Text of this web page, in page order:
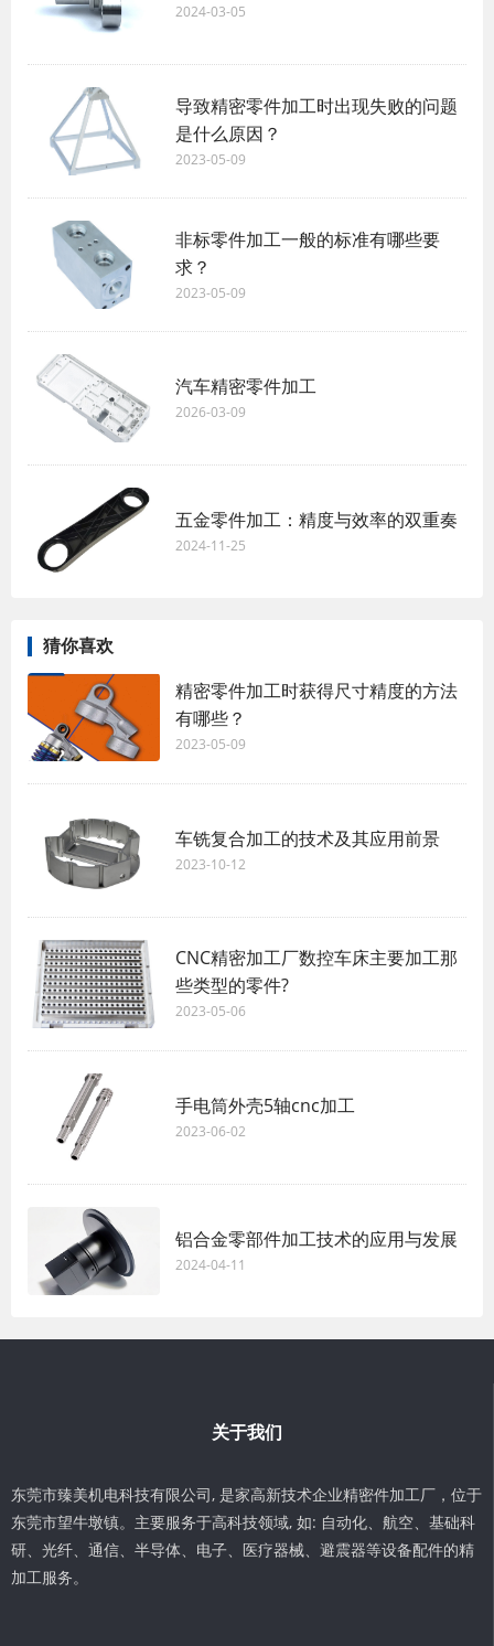
2024-03-05
导致精密零件加工时出现失败的问题
是什么原因？
2023-05-09
非标零件加工一般的标准有哪些要
求？ ​
2023-05-09
汽车精密零件加工
2026-03-09
五金零件加工：精度与效率的双重奏
2024-11-25
猜你喜欢
精密零件加工时获得尺寸精度的方法
有哪些？
2023-05-09
车铣复合加工的技术及其应用前景
2023-10-12
CNC精密加工厂数控车床主要加工那
些类型的零件?
2023-05-06
手电筒外壳5轴cnc加工
2023-06-02
铝合金零部件加工技术的应用与发展
2024-04-11
关于我们
东莞市臻美机电科技有限公司, 是家高新技术企业精密件加工厂，位于
东莞市望牛墩镇。主要服务于高科技领域, 如: 自动化、航空、基础科
研、光纤、通信、半导体、电子、医疗器械、避震器等设备配件的精
加工服务。